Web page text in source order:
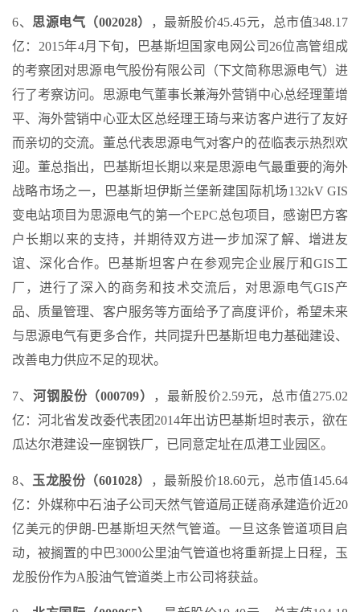
6、 思源电气（002028）
，最新股价45.45元，总市值348.17
亿：2015年4月下旬，巴基斯坦国家电网公司26位高管组成
的考察团对思源电气股份有限公司（下文简称思源电气）进
行了考察访问。思源电气董事长兼海外营销中心总经理董增
平、海外营销中心亚太区总经理王琦与来访客户进行了友好
而亲切的交流。董总代表思源电气对客户的莅临表示热烈欢
迎。董总指出，巴基斯坦长期以来是思源电气最重要的海外
战略市场之一，巴基斯坦伊斯兰堡新建国际机场132kV GIS
变电站项目为思源电气的第一个EPC总包项目，感谢巴方客
户长期以来的支持，并期待双方进一步加深了解、增进友
谊、深化合作。巴基斯坦客户在参观完企业展厅和GIS工
厂，进行了深入的商务和技术交流后，对思源电气GIS产
品、质量管理、客户服务等方面给予了高度评价，希望未来
与思源电气有更多合作，共同提升巴基斯坦电力基础建设、
改善电力供应不足的现状。
7、 河钢股份（000709）
，最新股价2.59元，总市值275.02
亿：河北省发改委代表团2014年出访巴基斯坦时表示，欲在
瓜达尔港建设一座钢铁厂，已同意定址在瓜港工业园区。
8、 玉龙股份（601028）
，最新股价18.60元，总市值145.64
亿：外媒称中石油子公司天然气管道局正磋商承建造价近20
亿美元的伊朗-巴基斯坦天然气管道。一旦这条管道项目启
动，被搁置的中巴3000公里油气管道也将重新提上日程，玉
龙股份作为A股油气管道类上市公司将获益。